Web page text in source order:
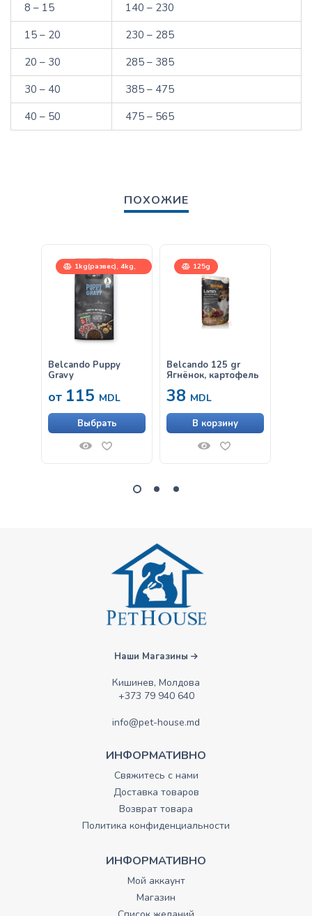
8 – 15
140 – 230
15 – 20
230 – 285
20 – 30
285 – 385
30 – 40
385 – 475
40 – 50
475 – 565
ПОХОЖИЕ
1kg(развес), 4kg,
12,5kg
Belcando Puppy
Gravy
от 115 MDL
Выбрать
125g
Belcando 125 gr
Ягнёнок, картофель
38 MDL
В корзину
Наши Магазины
Кишинев, Молдова
+373 79 940 640
info@pet-house.md
ИНФОРМАТИВНО
Свяжитесь с нами
Доставка товаров
Возврат товара
Политика конфиденциальности
ИНФОРМАТИВНО
Мой аккаунт
Магазин